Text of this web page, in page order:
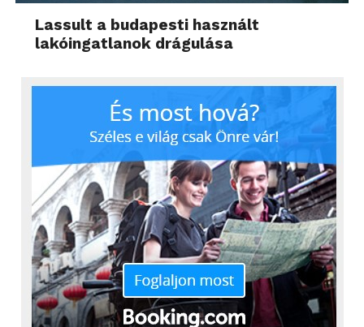
Lassult a budapesti használt
lakóingatlanok drágulása